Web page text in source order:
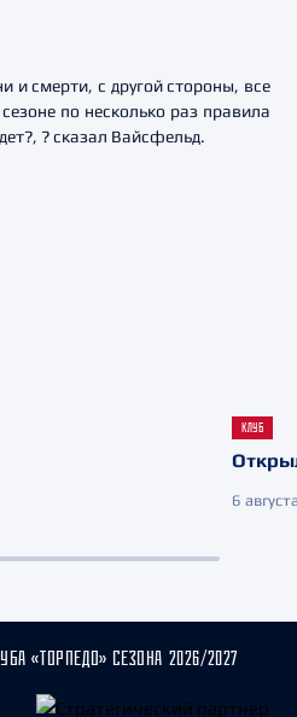
и смерти, с другой стороны, все
по несколько раз правила
? сказал Вайсфельд.
КЛУБ
6
«ТОРПЕДО» СЕЗОНА 2026/2027